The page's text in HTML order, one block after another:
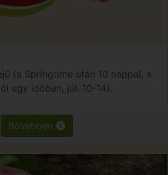
(a Springtime után 10 nappal, a
egy időben, júl. 10-14).
Bővebben